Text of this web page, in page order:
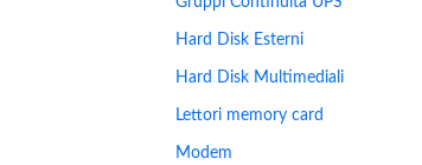
Hard Disk Esterni
Hard Disk Multimediali
Lettori memory card
Modem